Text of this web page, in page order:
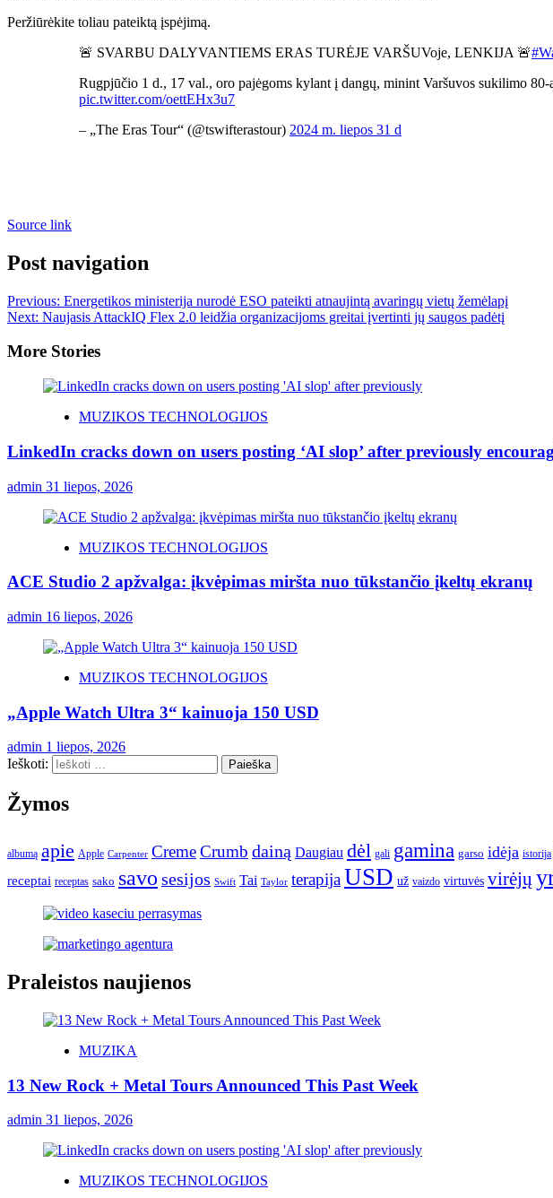
Peržiūrėkite toliau pateiktą įspėjimą.
🚨 SVARBU DALYVANTIEMS ERAS TURĖJE VARŠUVoje, LENKIJA 🚨
Rugpjūčio 1 d., 17 val., oro pajėgoms kylant į dangų, minint Varšuvos sukilimo
pic.twitter.com/oettEHx3u7
– „The Eras Tour“ (@tswifterastour) 2024 m. liepos 31 d
Source link
Post navigation
Previous: Energetikos ministerija nurodė ESO pateikti atnaujintą avaringų vietų žemėlapį
Next: Naujasis AttackIQ Flex 2.0 leidžia organizacijoms greitai įvertinti jų saugos padėtį
More Stories
MUZIKOS TECHNOLOGIJOS
LinkedIn cracks down on users posting ‘AI slop’ after previously
admin 31 liepos, 2026
MUZIKOS TECHNOLOGIJOS
ACE Studio 2 apžvalga: įkvėpimas miršta nuo tūkstančio įkeltų ekranų
admin 16 liepos, 2026
MUZIKOS TECHNOLOGIJOS
„Apple Watch Ultra 3“ kainuoja 150 USD
admin 1 liepos, 2026
Ieškoti:
Žymos
albumą apie Apple Carpenter CremeCrumb dainą Daugiau dėl gali gamina garso idėja istorija
receptai receptas sako savo sesijos Swift Tai Taylor terapijaUSD už vaizdo virtuvės virėjų
Praleistos naujienos
MUZIKA
13 New Rock + Metal Tours Announced This Past Week
admin 31 liepos, 2026
MUZIKOS TECHNOLOGIJOS